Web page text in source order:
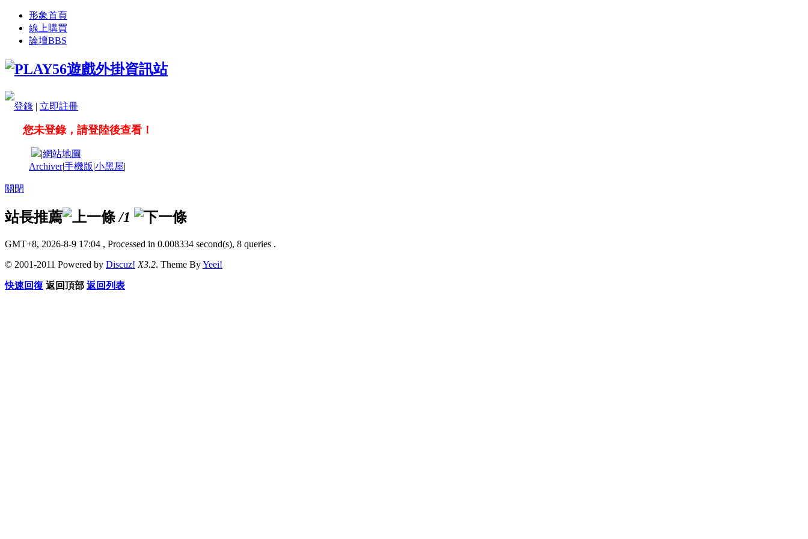
形象首頁
線上購買
論壇BBS
登錄 | 立即註冊
您未登錄，請登陸後查看！
|網站地圖
Archiver|手機版|小黑屋|
關閉
站長推薦 /1
GMT+8, 2026-8-9 17:04 , Processed in 0.008334 second(s), 8 queries .
© 2001-2011 Powered by Discuz! X3.2. Theme ByYeei!
快速回復 返回頂部 返回列表